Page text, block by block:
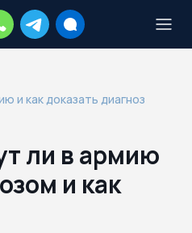
и как доказать диагноз
ли в армию
и как